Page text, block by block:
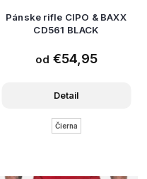
Pánske rifle CIPO & BAXX
CD561 BLACK
od €54,95
Detail
Čierna